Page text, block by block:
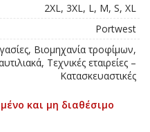
2XL, 3XL, L, M, S, XL
Portwest
Βιομηχανία τροφίμων,
Τεχνικές εταιρείες –
Κατασκευαστικές
και μη διαθέσιμο